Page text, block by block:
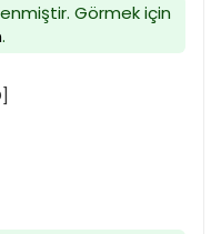
Görmek için
.